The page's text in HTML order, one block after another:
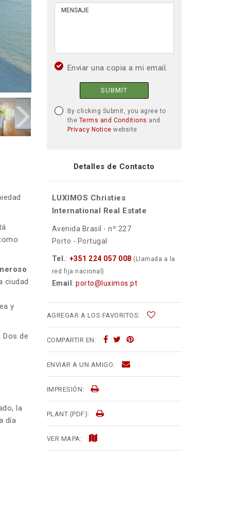
ciudad
y
Dos de
la
día
Enviar una copia a mi email.
SUBMIT
By clicking Submit, you agree to
the Terms and Conditions and
Privacy Notice website
Detalles de Contacto
LUXIMOS Christies
International Real Estate
Avenida Brasil - nº 227
Porto - Portugal
Tel.: +351 224 057 008 (Llamada a la
red fija nacional)
Email : porto@luximos.pt
AGREGAR A LOS FAVORITOS:
COMPARTIR EN:
ENVIAR A UN AMIGO:
IMPRESIÓN:
PLANT (PDF):
VER MAPA: